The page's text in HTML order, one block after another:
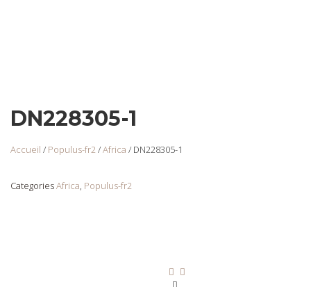
DN228305-1
Accueil / Populus-fr2/Africa / DN228305-1
CategoriesAfrica, Populus-fr2